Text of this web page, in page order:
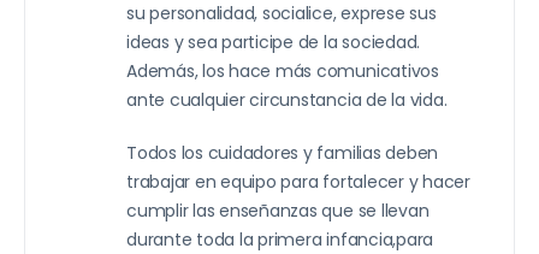
su personalidad, socialice, exprese sus
ideas y sea participe de la sociedad.
Además, los hace más comunicativos
ante cualquier circunstancia de la vida.
Todos los cuidadores y familias deben
trabajar en equipo para fortalecer y hacer
cumplir las enseñanzas que se llevan
durante toda la primera infancia,para